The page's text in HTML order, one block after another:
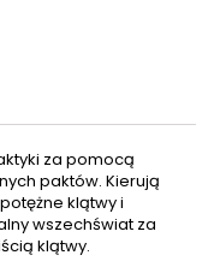
za pomocą
paktów. Kierują
klątwy i
wszechświat za
klątwy.